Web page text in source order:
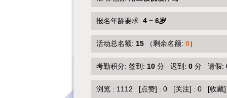
报名年龄要求: 4 ~ 6岁
活动总名额: 15 （剩余名额: 0）
考勤积分: 签到: 10 分 迟到: 0 分 请假:
浏览 : 1112 [点赞] : 0 [关注] : 0 [收藏]